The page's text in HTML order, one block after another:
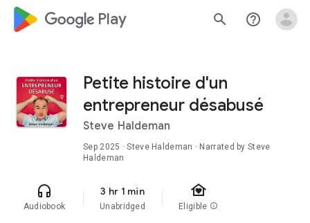
google_logo Play search help_outline
Petite histoire d'un
entrepreneur désabusé
Steve Haldeman
Sep 2025 · Steve Haldeman · Narrated by Steve
Haldeman
headphones
Audiobook
3 hr 1 min
Unabridged
family_home
Eligible info